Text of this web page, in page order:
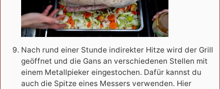
Nach rund einer Stunde indirekter Hitze wird der Grill
geöffnet und die Gans an verschiedenen Stellen mit
einem Metallpieker eingestochen. Dafür kannst du
auch die Spitze eines Messers verwenden. Hier